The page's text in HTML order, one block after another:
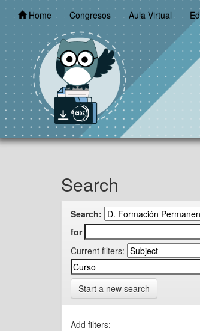
Skip
navigationHome Congresos Aula Virtual
Search
Search:
for
Current filters:
Start a new search
Add filters: